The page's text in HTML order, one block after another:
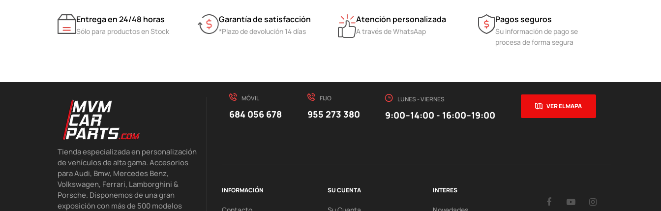
Entrega en 24/48 horas
Sólo para productos en Stock
Garantía de satisfacción
*Plazo de devolución 14 días
Atención personalizada
A través de WhatsAap
Pagos seguros
Su información de pago se
procesa de forma segura
Tienda especializada en personalización
de vehículos de alta gama. Accesorios
para Audi, Bmw, Mercedes Benz,
Volkswagen, Ferrari, Lamborghini &
Porsche. Disponemos de una gran
exposición con más de 500 modelos
MÓVIL
684 056 678
FIJO
955 273 380
LUNES - VIERNES
9:00–14:00 - 16:00–19:00
VER EL MAPA
INFORMACIÓN SU CUENTA INTERES
FacebookYouTube